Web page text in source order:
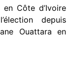
Côte d’Ivoire
depuis
Ouattara en